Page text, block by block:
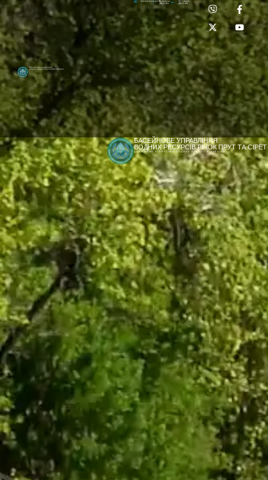
[newyear_garland]
Басейнове управління
водних ресурсів річок Прут та Сірет
Лабораторія:
(0372) 53-92-00
dpbuvr@dpbuvr.gov.uaПриймальня:
(0372) 51-14-56
БАСЕЙНОВЕ УПРАВЛІННЯ
ВОДНИХ РЕСУРСІВ РІЧОК ПРУТ ТА СІРЕТ
ДЕРЖАВНЕ АГЕНТСТВО ВОДНИХ РЕСУРСІВ УКРАЇНИ